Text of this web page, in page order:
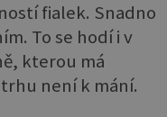
fialek. Snadno
To se hodí i v
kterou má
není k mání.